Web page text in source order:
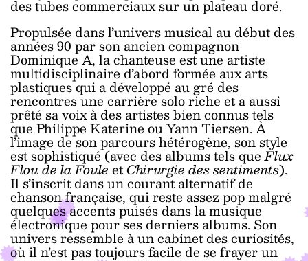
des tubes commerciaux sur un plateau doré.
Propulsée dans l’univers musical au début des
années 90 par son ancien compagnon
Dominique A, la chanteuse est une artiste
multidisciplinaire d’abord formée aux arts
plastiques qui a développé au gré des
rencontres une carrière solo riche et a aussi
prêté sa voix à des artistes bien connus tels
que Philippe Katerine ou Yann Tiersen. À
l’image de son parcours hétérogène, son style
est sophistiqué (avec des albums tels queFlux
Flou de la FouleetChirurgie des sentiments).
Il s’inscrit dans un courant alternatif de
chanson française, qui reste assez pop malgré
quelques accents puisés dans la musique
électronique pour ses derniers albums. Son
univers ressemble à un cabinet des curiosités,
où il n’est pas toujours facile de se frayer un